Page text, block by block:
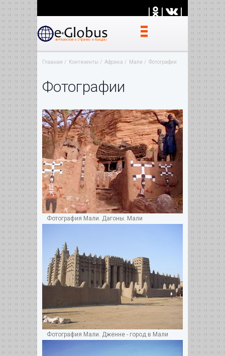
| | |
Главная Континенты Африка Мали Фотографии
Фотографии
Фотография Мали. Дагоны. Мали
Фотография Мали. Дженне - город в Мали